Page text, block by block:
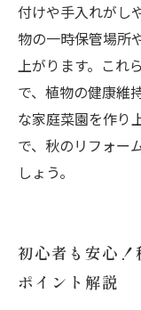
付けや手入れがし
物の一時保管場所
上がります。これ
で、植物の健康維
な家庭菜園を作り
で、秋のリフォー
しょう。
初心者も安心
ポイント解説